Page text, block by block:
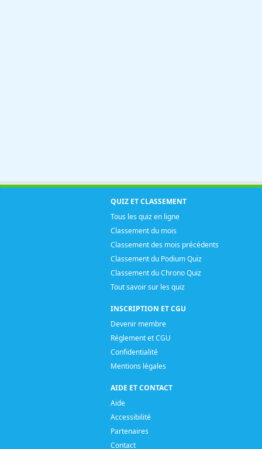
QUIZ ET CLASSEMENT
Tous les quiz en ligne
Classement du mois
Classement des mois précédents
Classement du Podium Quiz
Classement du Chrono Quiz
Tout savoir sur les quiz
INSCRIPTION ET CGU
Devenir membre
Réglement et CGU
Confidentialité
Mentions légales
AIDE ET CONTACT
Aide
Accessibilité
Partenaires
Contact